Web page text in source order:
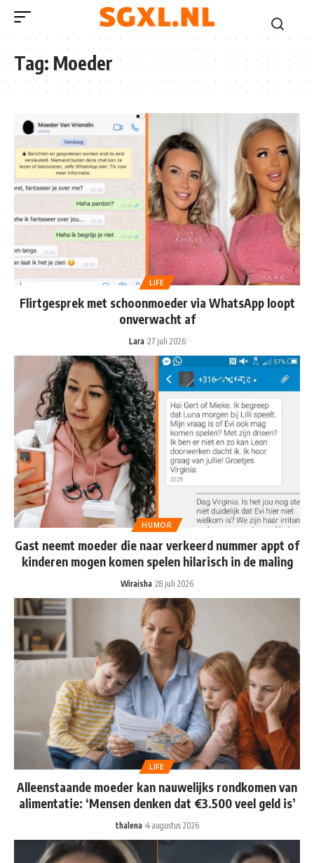
Tag: Moeder
LIFE
Flirtgesprek met schoonmoeder via WhatsApp loopt
onverwacht af
Lara 27 juli 2026
HUMOR
Gast neemt moeder die naar verkeerd nummer appt of
kinderen mogen komen spelen hilarisch in de maling
Wiraisha 28 juli 2026
LIFE
Alleenstaande moeder kan nauwelijks rondkomen van
alimentatie: ‘Mensen denken dat €3.500 veel geld is’
thalena 4 augustus 2026